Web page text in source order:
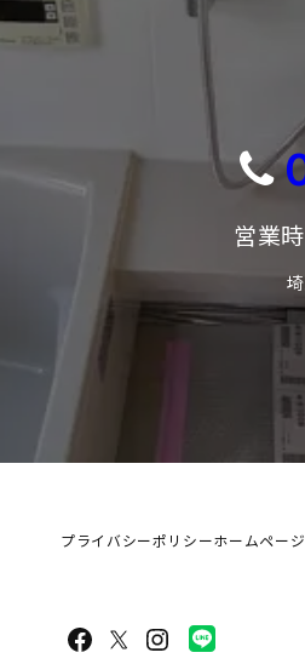
営業
プライバシーポリシーホームペー
Facebook
X Instagram